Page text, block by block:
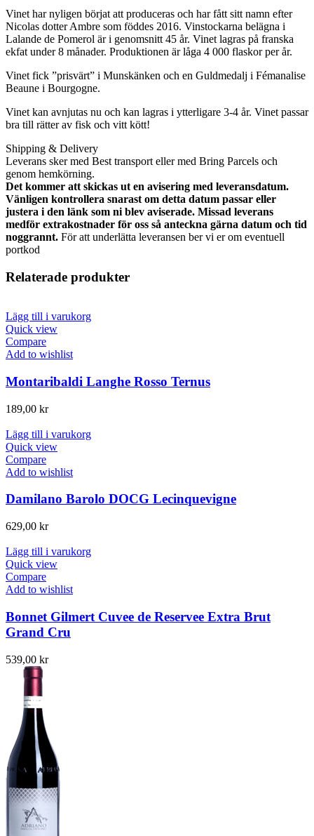
Vinet har nyligen börjat att produceras och har fått sitt namn efter
Nicolas dotter Ambre som föddes 2016. Vinstockarna belägna i
Lalande de Pomerol är i genomsnitt 45 år. Vinet lagras på franska
ekfat under 8 månader. Produktionen är låga 4 000 flaskor per år.
Vinet fick ”prisvärt” i Munskänken och en Guldmedalj i Fémanalise
Beaune i Bourgogne.
Vinet kan avnjutas nu och kan lagras i ytterligare 3-4 år. Vinet passar
bra till rätter av fisk och vitt kött!
Shipping & Delivery
Leverans sker med Best transport eller med Bring Parcels och
genom hemkörning.
Det kommer att skickas ut en avisering med leveransdatum.
Vänligen kontrollera snarast om detta datum passar eller
justera i den länk som ni blev aviserade. Missad leverans
medför extrakostnader för oss så anteckna gärna datum och tid
noggrannt. För att underlätta leveransen ber vi er om eventuell
portkod
Relaterade produkter
Lägg till i varukorg
Quick view
Compare
Add to wishlist
Montaribaldi Langhe Rosso Ternus
189,00 kr
Lägg till i varukorg
Quick view
Compare
Add to wishlist
Damilano Barolo DOCG Lecinquevigne
629,00 kr
Lägg till i varukorg
Quick view
Compare
Add to wishlist
Bonnet Gilmert Cuvee de Reservee Extra Brut
Grand Cru
539,00 kr